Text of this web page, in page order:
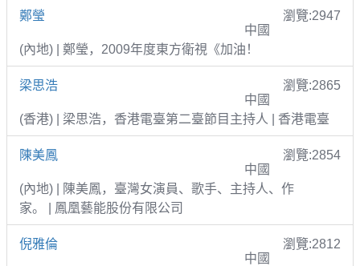
鄭瑩
瀏覽:2947
中國
(內地) | 鄭瑩，2009年度東方衛視《加油！
梁思浩
瀏覽:2865
中國
(香港) | 梁思浩，香港電臺第二臺節目主持人 | 香港電臺
陳美鳳
瀏覽:2854
中國
(內地) | 陳美鳳，臺灣女演員、歌手、主持人、作
家。 | 鳳凰藝能股份有限公司
倪雅倫
瀏覽:2812
中國